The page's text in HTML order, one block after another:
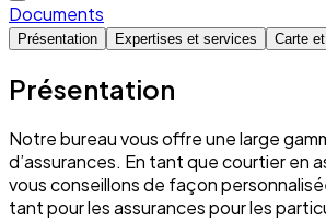
Documents
Présentation Expertises et services Carte
Présentation
Notre bureau vous offre une large
d’assurances. En tant que courtier en
vous conseillons de façon
tant pour les assurances pour les